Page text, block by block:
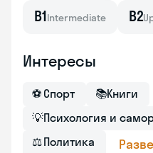
B1Intermediate B2
Интересы
⚽ Спорт 📚Книги
💡Психология и
⚖Политика